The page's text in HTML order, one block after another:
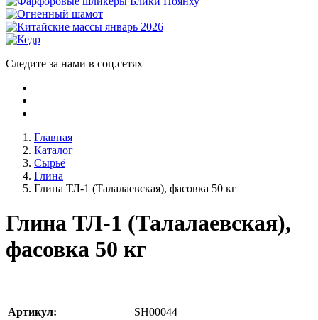
Следите за нами в соц.сетях
Главная
Каталог
Сырьё
Глина
Глина ТЛ-1 (Талалаевская), фасовка 50 кг
Глина ТЛ-1 (Талалаевская),
фасовка 50 кг
Артикул:
SH00044